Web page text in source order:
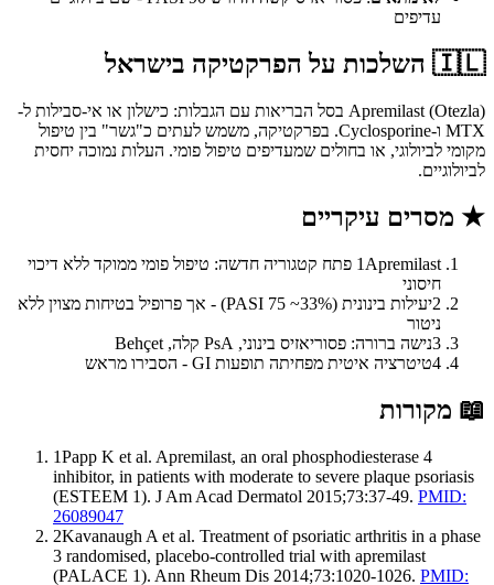
עדיפים
🇮🇱 השלכות על הפרקטיקה בישראל
Apremilast (Otezla) בסל הבריאות עם הגבלות: כישלון או אי-סבילות ל-
MTX ו-Cyclosporine. בפרקטיקה, משמש לעתים כ"גשר" בין טיפול
מקומי לביולוגי, או בחולים שמעדיפים טיפול פומי. העלות נמוכה יחסית
לביולוגיים.
★ מסרים עיקריים
1 Apremilast פתח קטגוריה חדשה: טיפול פומי ממוקד ללא דיכוי
חיסוני
2
יעילות בינונית (PASI 75 ~33%) - אך פרופיל בטיחות מצוין ללא
ניטור
3נישה ברורה: פסוריאזיס בינוני, PsA קלה, Behçet
4טיטרציה איטית מפחיתה תופעות GI - הסבירו מראש
📖 מקורות
1Papp K et al. Apremilast, an oral phosphodiesterase 4
inhibitor, in patients with moderate to severe plaque psoriasis
(ESTEEM 1). J Am Acad Dermatol 2015;73:37-49. PMID:
26089047
2Kavanaugh A et al. Treatment of psoriatic arthritis in a phase
3 randomised, placebo-controlled trial with apremilast
(PALACE 1). Ann Rheum Dis 2014;73:1020-1026. PMID: